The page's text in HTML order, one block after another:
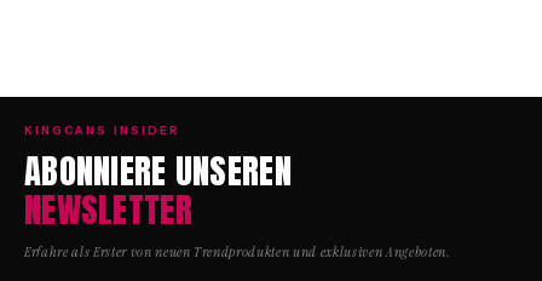
KINGCANS INSIDER
ABONNIERE UNSEREN
NEWSLETTER
Erfahre als Erster von neuen Trendprodukten und exklusiven Angeboten.